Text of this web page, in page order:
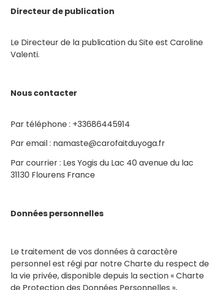
Directeur de publication
Le Directeur de la publication du Site est Caroline
Valenti.
Nous contacter
Par téléphone : +33686445914
Par email : namaste@carofaitduyoga.fr
Par courrier : Les Yogis du Lac 40 avenue du lac
31130 Flourens France
Données personnelles
Le traitement de vos données à caractère
personnel est régi par notre Charte du respect de
la vie privée, disponible depuis la section « Charte